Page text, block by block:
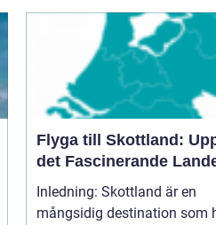
Flyga till Skottland:
det Fascinerande
Inledning: Skottland är en
mångsidig destination som